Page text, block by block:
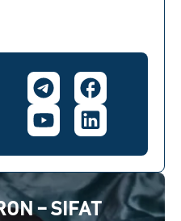
– SIFAT